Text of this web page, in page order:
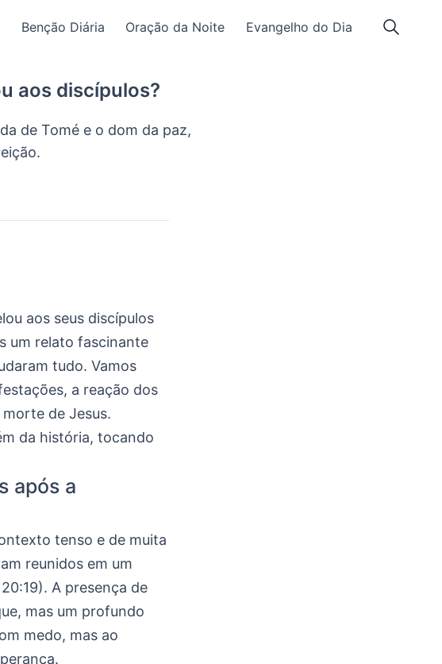
Benção Diária Oração da Noite Evangelho do Dia
aos discípulos?
de Tomé e o dom da paz,
aos seus discípulos
um relato fascinante
tudo. Vamos
a reação dos
de Jesus.
da história, tocando
após a
tenso e de muita
reunidos em um
A presença de
mas um profundo
medo, mas ao